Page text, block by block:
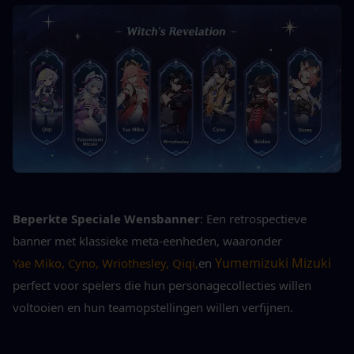
Beperkte Speciale Wensbanner: Een retrospectieve
banner met klassieke meta-eenheden, waaronder
Yae Miko, Cyno, Wriothesley, Qiqi,en
perfect voor spelers die hun personagecollecties willen
voltooien en hun teamopstellingen willen verfijnen.